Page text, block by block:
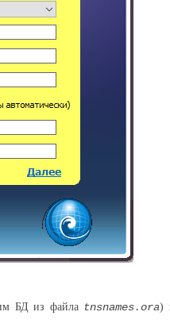
БД из файла tnsnames.ora)